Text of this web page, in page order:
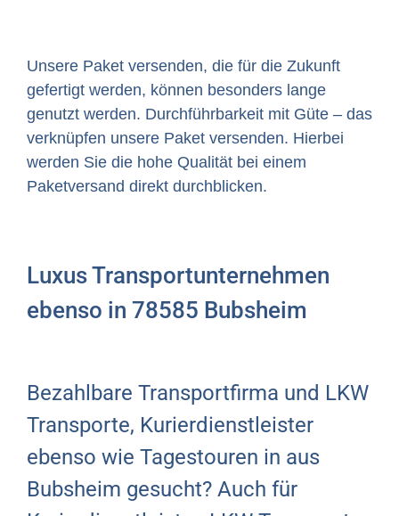
Unsere Paket versenden, die für die Zukunft
gefertigt werden, können besonders lange
genutzt werden. Durchführbarkeit mit Güte – das
verknüpfen unsere Paket versenden. Hierbei
werden Sie die hohe Qualität bei einem
Paketversand direkt durchblicken.
Luxus Transportunternehmen
ebenso in 78585 Bubsheim
Bezahlbare Transportfirma und LKW
Transporte, Kurierdienstleister
ebenso wie Tagestouren in aus
Bubsheim gesucht? Auch für